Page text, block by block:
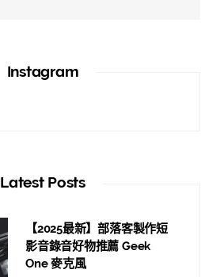
Instagram
Latest Posts
【2025最新】部落客製作短
影音錄音好物推薦 Geek
One 麥克風